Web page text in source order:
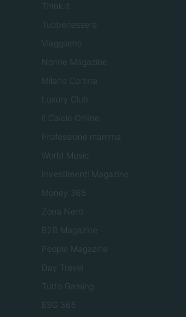
Think.it
Tuobenessere
Viaggiamo
Nonne Magazine
Milano Cortina
Luxury Club
Il Calcio Online
Professione mamma
World Music
Investimenti Magazine
Money 365
Zona Nerd
B2B Magazine
People Magazine
Day Travel
Tutto Gaming
ESG 365